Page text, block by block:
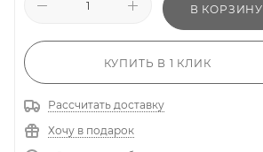
В КОРЗИНУ
КУПИТЬ В 1 КЛИК
Рассчитать доставку
Хочу в подарок